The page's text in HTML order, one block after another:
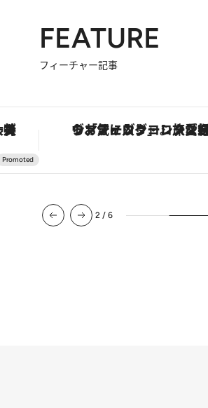
FEATURE
フィーチャー記事
ギフトまで。大人のための「ReFa GINZA」クルーズ
2 / 6